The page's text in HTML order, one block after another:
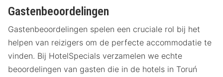
Gastenbeoordelingen
Gastenbeoordelingen spelen een cruciale rol bij het
helpen van reizigers om de perfecte accommodatie te
vinden. Bij HotelSpecials verzamelen we echte
beoordelingen van gasten die in de hotels in Toruń